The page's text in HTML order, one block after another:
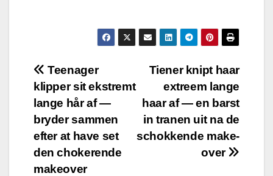
Post
navigation
Tiener knipt haar
extreem lange
haar af — en barst
in tranen uit na de
schokkende make-
over
Teenager
klipper sit ekstremt
lange hår af —
bryder sammen
efter at have set
den chokerende
makeover